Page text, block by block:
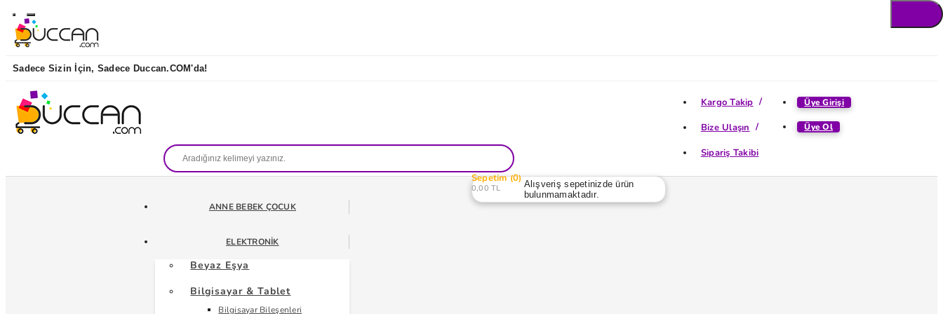
Sadece Sizin İçin, Sadece Duccan.COM'da!
Üye Girişi
Üye Ol
Kargo Takip
Bize Ulaşın
Sipariş Takibi
Sepetim 0
0,00 TL
Alışveriş sepetinizde ürün
bulunmamaktadır.
ANNE BEBEK ÇOCUK
ELEKTRONIK
Beyaz Eşya
Bilgisayar & Tablet
Bilgisayar Bileşenleri